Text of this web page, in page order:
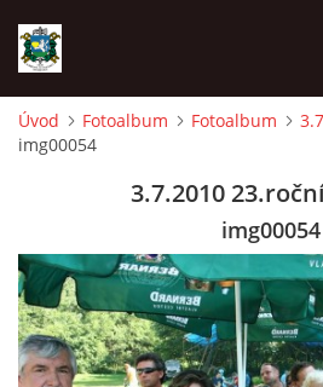
ÚVOD
LÁVKA
FICHTLCUP
Úvod Fotoalbum Fotoalbum
img00054
3.7.2010
img00054